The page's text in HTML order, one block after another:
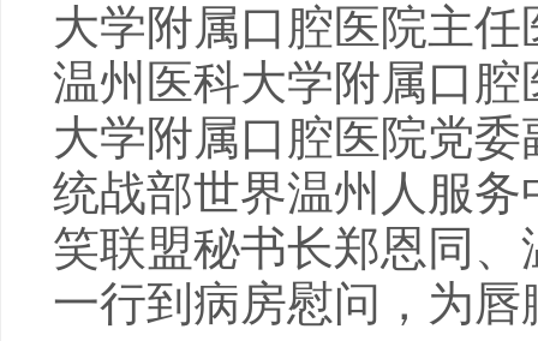
大学附属口腔医院主
温州医科大学附属口
大学附属口腔医院党
统战部世界温州人服
笑联盟秘书长郑恩同
一行到病房慰问，为